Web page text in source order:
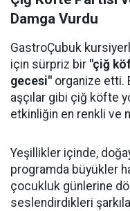
Damga Vurdu
GastroÇubuk
için sürpriz bir "çiğ
gecesi" organize etti.
aşçılar gibi çiğ köfte
etkinliğin en renkli ve
Yeşillikler içinde,
programda büyükler
çocukluk günlerine
seslendirdikleri